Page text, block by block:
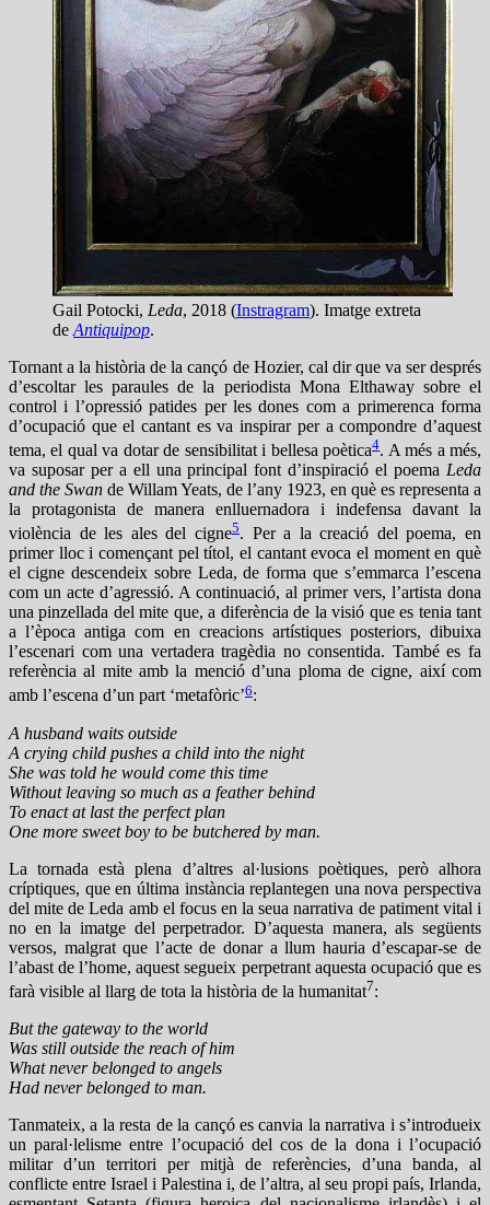
Gail Potocki, Leda, 2018 (Instragram). Imatge extreta
de Antiquipop.
Tornant a la història de la cançó de Hozier, cal dir que va ser després
d’escoltar les paraules de la periodista Mona Elthaway sobre el
control i l’opressió patides per les dones com a primerenca forma
d’ocupació que el cantant es va inspirar per a compondre d’aquest
tema, el qual va dotar de sensibilitat i bellesa poètica4. A més a més,
va suposar per a ell una principal font d’inspiració el poema Leda
and the Swan de Willam Yeats, de l’any 1923, en què es representa a
la protagonista de manera enlluernadora i indefensa davant la
violència de les ales del cigne5. Per a la creació del poema, en
primer lloc i començant pel títol, el cantant evoca el moment en què
el cigne descendeix sobre Leda, de forma que s’emmarca l’escena
com un acte d’agressió. A continuació, al primer vers, l’artista dona
una pinzellada del mite que, a diferència de la visió que es tenia tant
a l’època antiga com en creacions artístiques posteriors, dibuixa
l’escenari com una vertadera tragèdia no consentida. També es fa
referència al mite amb la menció d’una ploma de cigne, així com
amb l’escena d’un part ‘metafòric’6:
A husband waits outside
A crying child pushes a child into the night
She was told he would come this time
Without leaving so much as a feather behind
To enact at last the perfect plan
One more sweet boy to be butchered by man.
La tornada està plena d’altres al·lusions poètiques, però alhora
críptiques, que en última instància replantegen una nova perspectiva
del mite de Leda amb el focus en la seua narrativa de patiment vital i
no en la imatge del perpetrador. D’aquesta manera, als següents
versos, malgrat que l’acte de donar a llum hauria d’escapar-se de
l’abast de l’home, aquest segueix perpetrant aquesta ocupació que es
farà visible al llarg de tota la història de la humanitat7:
But the gateway to the world
Was still outside the reach of him
What never belonged to angels
Had never belonged to man.
Tanmateix, a la resta de la cançó es canvia la narrativa i s’introdueix
un paral·lelisme entre l’ocupació del cos de la dona i l’ocupació
militar d’un territori per mitjà de referències, d’una banda, al
conflicte entre Israel i Palestina i, de l’altra, al seu propi país, Irlanda,